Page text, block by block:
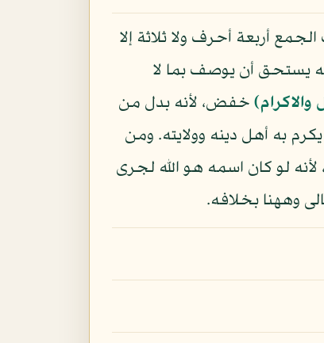
أربعة أحرف ولا ثلاثة إلا
يستحق أن يوصف بما لا
خفض، لأنه بدل من
به أهل دينه وولايته. ومن
لأنه لو كان اسمه هو الله لجرى
وههنا بخلافه.